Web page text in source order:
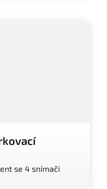
se 4 snímači